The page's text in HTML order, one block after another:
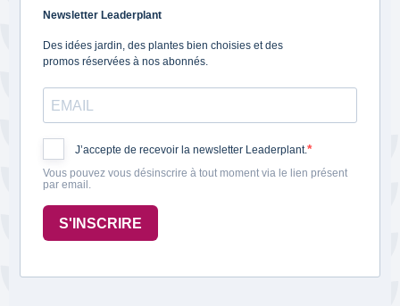
Newsletter Leaderplant
Des idées jardin, des plantes bien choisies et des
promos réservées à nos abonnés.
J’accepte de recevoir la newsletter Leaderplant.
Vous pouvez vous désinscrire à tout moment via le lien présent
par email.
S'INSCRIRE